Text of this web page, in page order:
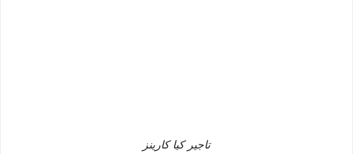
تاجير كيا كارينز